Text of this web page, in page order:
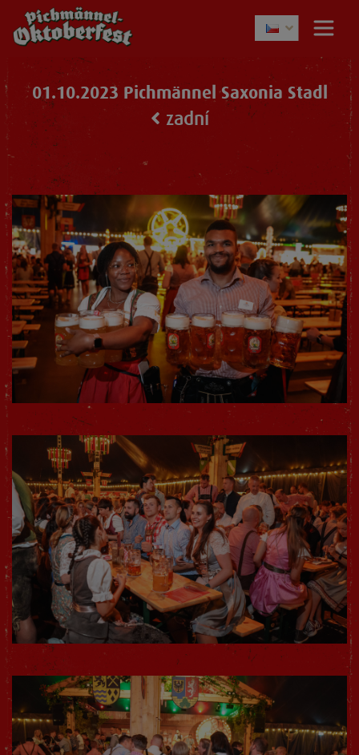
01.10.2023 Pichmännel Saxonia Stadl
zadní